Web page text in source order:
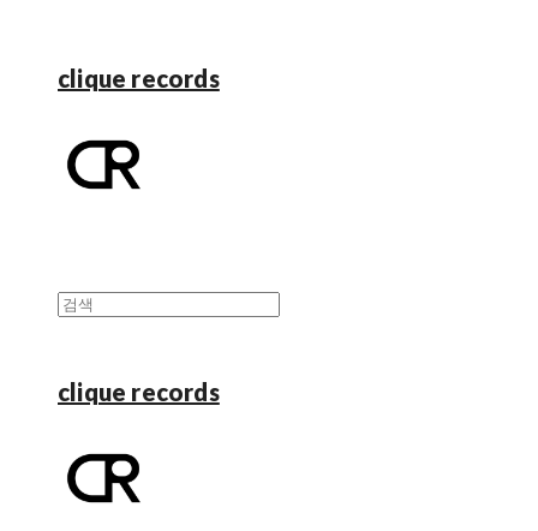
clique records
clique records